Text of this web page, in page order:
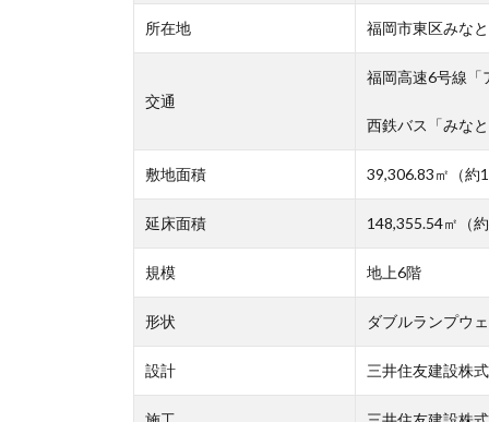
所在地 福岡市東区みな
交通
福岡高速6号線「
西鉄バス「みな
敷地面積 39,306.83㎡（約
延床面積 148,355.54㎡（
規模 地上6階
形状 ダブルランプウ
設計 三井住友建設株